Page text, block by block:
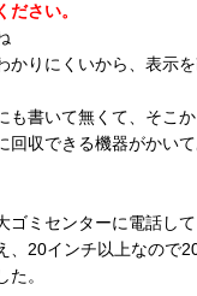
さい。
かりにくいから、表示
も書いて無くて、そこ
回収できる機器がかい
ゴミセンターに電話し
、20インチ以上なので
。